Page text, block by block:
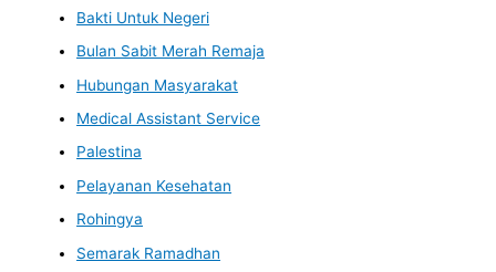
Bakti Untuk Negeri
Bulan Sabit Merah Remaja
Hubungan Masyarakat
Medical Assistant Service
Palestina
Pelayanan Kesehatan
Rohingya
Semarak Ramadhan